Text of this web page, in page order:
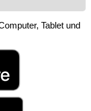
Tablet und